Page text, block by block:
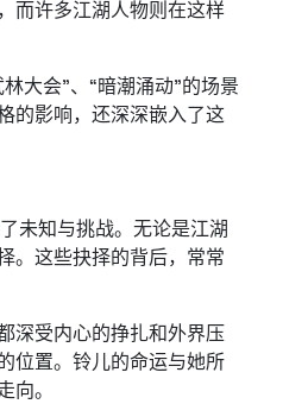
而许多江湖人物则在这样
大会”、“暗潮涌动”的场景
的影响，还深深嵌入了这
未知与挑战。无论是江湖
。这些抉择的背后，常常
深受内心的挣扎和外界压
位置。铃儿的命运与她所
。